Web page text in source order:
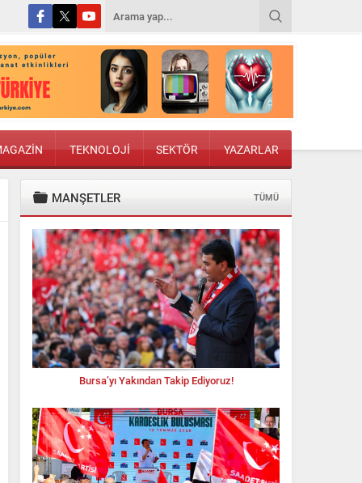
TEKNOLOJİ SEKTÖR YAZARLAR
MANŞETLER TÜMÜ
Bursa’yı Yakından Takip Ediyoruz!